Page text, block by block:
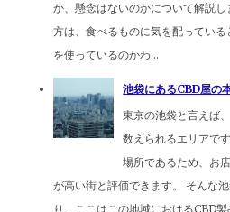
か、懸念はないのかについて解説
方は、食べるものに気を配ってい
を使っているのかわ...
池袋にあるCBD屋の
東京の池袋と言えば
数えられるエリアで
場所であるため、お
が高い街と評価できます。 そんな
り、ここはこの地域におけるCBD